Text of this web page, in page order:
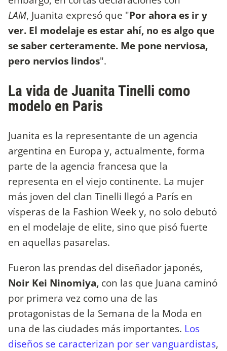
LAM, Juanita expresó que "Por ahora es ir y
ver. El modelaje es estar ahí, no es algo que
se saber certeramente. Me pone nerviosa,
pero nervios lindos".
La vida de Juanita Tinelli como
modelo en Paris
Juanita es la representante de un agencia
argentina en Europa y, actualmente, forma
parte de la agencia francesa que la
representa en el viejo continente. La mujer
más joven del clan Tinelli llegó a París en
vísperas de la Fashion Week y, no solo debutó
en el modelaje de elite, sino que pisó fuerte
en aquellas pasarelas.
Fueron las prendas del diseñador japonés,
Noir Kei Ninomiya, con las que Juana caminó
por primera vez como una de las
protagonistas de la Semana de la Moda en
una de las ciudades más importantes. Los
diseños se caracterizan por ser vanguardistas,